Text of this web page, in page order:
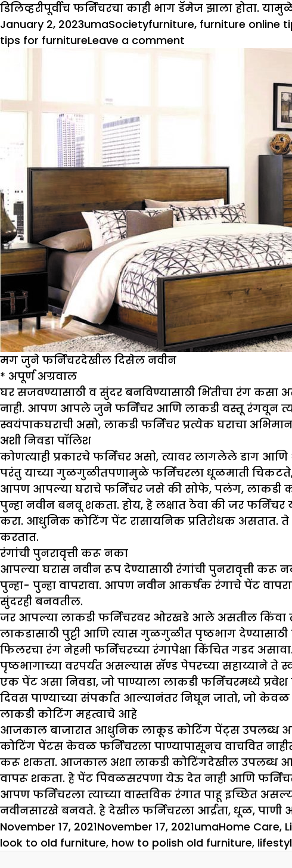
डिलिव्हरीपूर्वीच फर्निचरचा काही भाग डॅमेज झाला होता.
Posted
on
January 2, 2023Author
umaCategories
SocietyTags
furniture, furniture online
tips for furnitureLeave a comment
मग जुने फर्निचरदेखील दिसेल नवीन
* अपूर्ण अग्रवाल
घर सजवण्यासाठी व सुंदर बनविण्यासाठी भिंतीचा रंग
नाही. आपण आपले जुने फर्निचर आणि लाकडी वस्तू रंगवून
स्वयंपाकघराची असो, लाकडी फर्निचर प्रत्येक घराचा
अशी निवडा पॉलिश
कोणत्याही प्रकारचे फर्निचर असो, त्यावर लागलेले डाग
परंतु याच्या गुळगुळीतपणामुळे फर्निचरला धूळमाती
आपण आपल्या घराचे फर्निचर जसे की सोफे, पलंग, लाकडी
पुन्हा नवीन बनवू शकता. होय, हे लक्षात ठेवा की जर
करा. आधुनिक कोटिंग पेंट रासायनिक प्रतिरोधक असतात.
करतात.
रंगांची पुनरावृत्ती करू नका
आपल्या घरास नवीन रूप देण्यासाठी रंगांची पुनरावृत्ती
पुन्हा- पुन्हा वापरावा. आपण नवीन आकर्षक रंगाचे पेंट
सुंदरही बनवतील.
जर आपल्या लाकडी फर्निचरवर ओरखडे आले असतील किंवा
लाकडासाठी पुट्टी आणि त्यास गुळगुळीत पृष्ठभाग देण्यासाठी
फिलरचा रंग नेहमी फर्निचरच्या रंगापेक्षा किंचित गडद
पृष्ठभागाच्या वरपर्यंत असल्यास सॅण्ड पेपरच्या सहाय्याने ते
एक पेंट असा निवडा, जो पाण्याला लाकडी फर्निचरमध्ये
दिवस पाण्याच्या संपर्कात आल्यानंतर निघून जातो, जो केवळ
लाकडी कोटिंग महत्वाचे आहे
आजकाल बाजारात आधुनिक लाकूड कोटिंग पेंट्स उपलब्ध
कोटिंग पेंटस केवळ फर्निचरला पाण्यापासूनच वाचवित
करू शकता. आजकाल अशा लाकडी कोटिंगदेखील उपलब्ध
वापरू शकता. हे पेंट पिवळसरपणा येऊ देत नाही आणि
आपण फर्निचरला त्याच्या वास्तविक रंगात पाहू इच्छित
नवीनसारखे बनवते. हे देखील फर्निचरला आर्द्रता, धूळ, पाणी
Posted
on
November 17, 2021November 17, 2021Author
umaCategories
Home Care,
look to old furniture, how to polish old furniture,